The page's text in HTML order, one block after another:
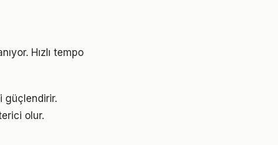
Hızlı tempo
güçlendirir.
olur.